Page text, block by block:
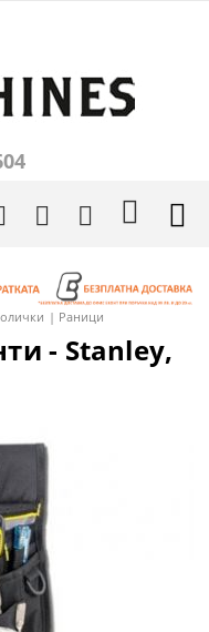
| Раници
- Stanley,